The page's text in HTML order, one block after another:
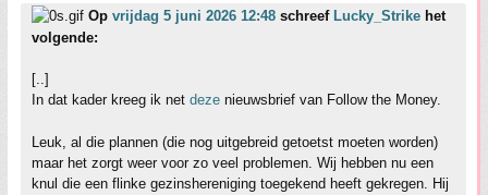
Op vrijdag 5 juni 2026 12:48 schreef Lucky_Strike het
volgende:
[..]
In dat kader kreeg ik net deze nieuwsbrief van Follow the Money.
Leuk, al die plannen (die nog uitgebreid getoetst moeten worden)
maar het zorgt weer voor zo veel problemen. Wij hebben nu een
knul die een flinke gezinshereniging toegekend heeft gekregen. Hij